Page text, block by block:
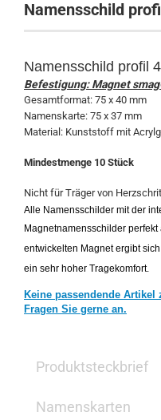
Namensschild
Namensschild profil
Befestigung: Magnet
Gesamtformat: 75 x 40 mm
Namenskarte: 75 x 37 mm
Material: Kunststoff mit
Mindestmenge 10 Stück
Nicht für Träger von
Alle Namensschilder mit der
Magnetnamensschilder
entwickelten Magnet ergibt
ein sehr hoher Tragekomfort.
Keine passendende
Fragen Sie gerne an.
Produktsteckbrief
Namenskarten